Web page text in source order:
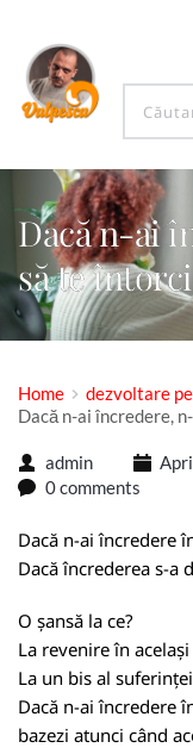
Dacă n-ai
să te
Home
dezvoltare
Dacă n-ai încredere,
admin
0 comments
Dacă n-ai încredere
Dacă încrederea s-a
O șansă la ce?
La revenire în
La un bis al
Dacă n-ai încredere
bazezi atunci când